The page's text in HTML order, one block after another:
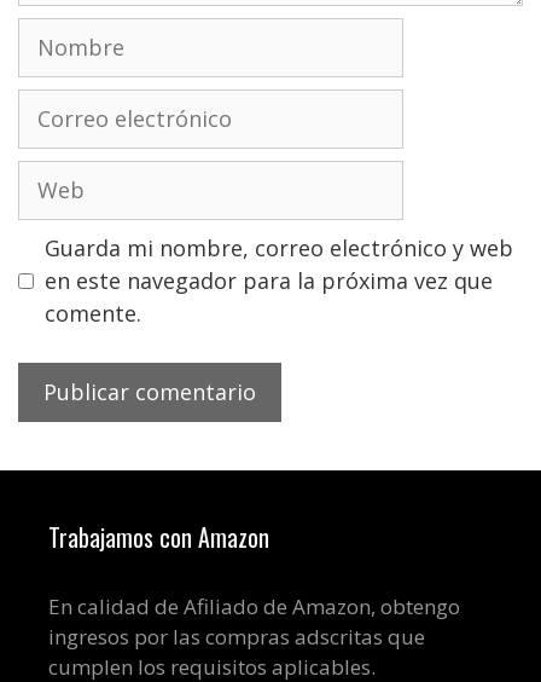
Nombre
electrónico
Guarda mi nombre, correo electrónico y web
en este navegador para la próxima vez que
comente.
Trabajamos con Amazon
En calidad de Afiliado de Amazon, obtengo
ingresos por las compras adscritas que
cumplen los requisitos aplicables.